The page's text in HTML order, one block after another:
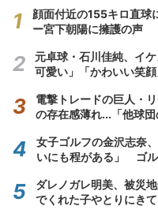
顔面付近の155キロ直球
ー宮下朝陽に擁護の声
元卓球・石川佳純、イ
可愛い」「かわいい笑
電撃トレードの巨人・
の存在感薄れ...「他球
女子ゴルフの金沢志奈
いにも程がある」 ゴ
ダレノガレ明美、被災
でくれた子やとりにき